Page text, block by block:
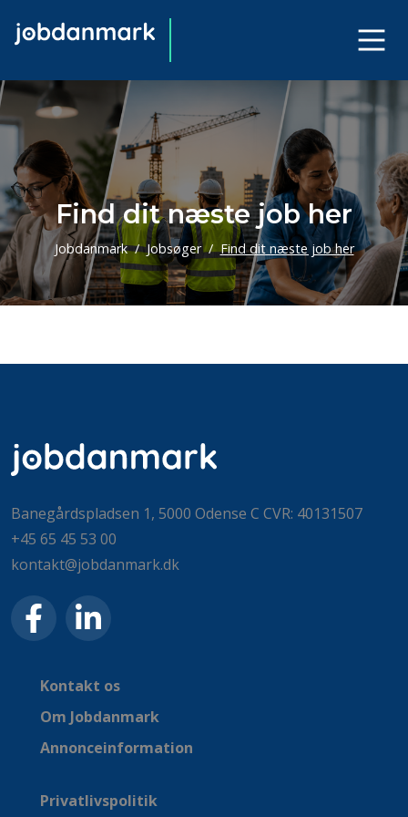
Find dit næste job her
Jobdanmark Jobsøger Find dit næste job her
Banegårdspladsen 1, 5000 Odense C CVR: 40131507
+45 65 45 53 00
kontakt@jobdanmark.dk
Kontakt os
Om Jobdanmark
Annonceinformation
Privatlivspolitik